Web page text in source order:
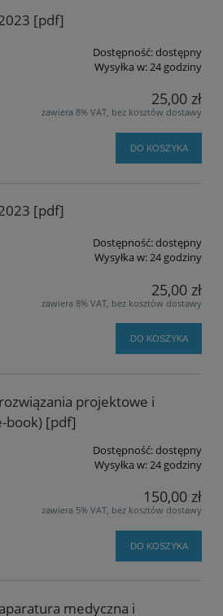
[pdf]
Dostępność:dostępny
Wysyłka w:24 godziny
25,00 zł
zawiera 8% VAT, bez kosztów dostawy
DO KOSZYKA
[pdf]
Dostępność:dostępny
Wysyłka w:24 godziny
25,00 zł
zawiera 8% VAT, bez kosztów dostawy
DO KOSZYKA
projektowe i
book) [pdf]
Dostępność:dostępny
Wysyłka w:24 godziny
150,00 zł
zawiera 5% VAT, bez kosztów dostawy
DO KOSZYKA
medyczna i